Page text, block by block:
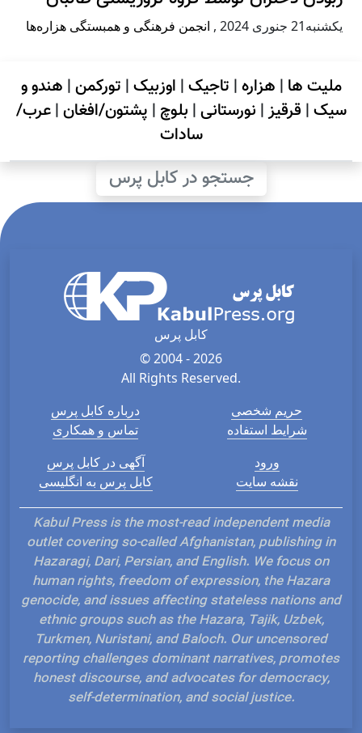
يكشنبه21 جنوری 2024 , انجمن فرهنگی و همبستگی هزاره‌ها
ملیت ها | هزاره| تاجیک| اوزبیک| تورکمن| هندو و
سیک| قرقیز| نورستانی| بلوچ | پشتون/افغان|عرب/
سادات
جستجو در کابل پرس
کابل پرس
© 2004 - 2026
All Rights Reserved.
درباره کابل پرس
تماس و همکاری
حریم شخصی
شرایط استفاده
آگهی در کابل پرس
کابل پرس به انگلیسی
ورود
نقشه سایت
Kabul Press is the most-read independent media
outlet covering so-called Afghanistan, publishing in
Hazaragi, Dari, Persian, and English. We focus on
human rights, freedom of expression, the Hazara
genocide, and issues affecting stateless nations and
ethnic groups such as the Hazara, Tajik, Uzbek,
Turkmen, Nuristani, and Baloch. Our uncensored
reporting challenges dominant narratives, promotes
honest discourse, and advocates for democracy,
self-determination, and social justice.